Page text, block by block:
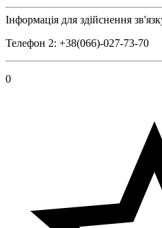
Інформація для здійснення
Телефон 2: +38(066)-027-73-70
0